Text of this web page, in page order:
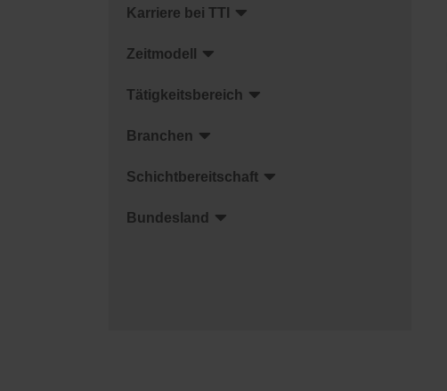
Karriere bei TTI
Zeitmodell
Tätigkeitsbereich
Branchen
Schichtbereitschaft
Bundesland